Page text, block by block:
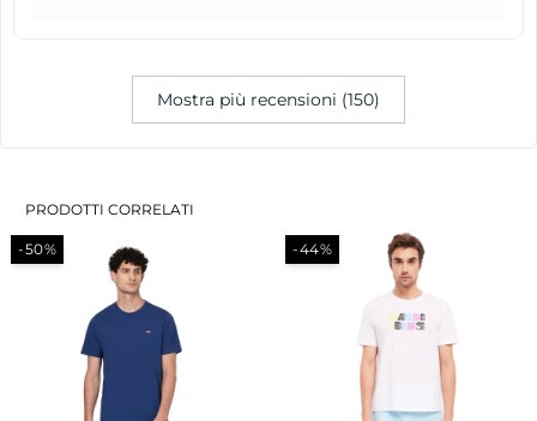
Mostra più recensioni (150)
PRODOTTI CORRELATI
-50% -44%